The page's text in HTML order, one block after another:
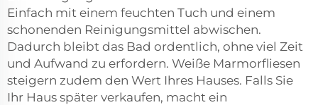
Einfach mit einem feuchten Tuch und einem
schonenden Reinigungsmittel abwischen.
Dadurch bleibt das Bad ordentlich, ohne viel Zeit
und Aufwand zu erfordern. Weiße Marmorfliesen
steigern zudem den Wert Ihres Hauses. Falls Sie
Ihr Haus später verkaufen, macht ein